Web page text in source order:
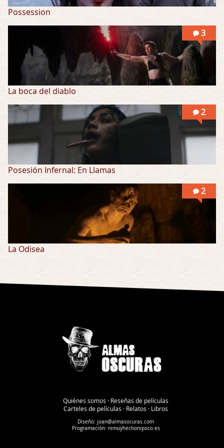
Possession
3
La boca del diablo
2
Posesión Infernal: En Llamas
2
La Odisea
Quiénes somos · Reseñas de películas
Carteles de películas · Relatos · Libros
Diseño:joan@almasocuras.com
Programación: nimuyhechonipoco.es